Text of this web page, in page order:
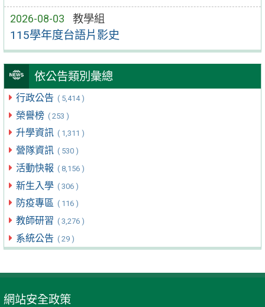
2026-08-03 教學組
115學年度台語片影史
依公告類別彙總
行政公告 ( 5,414 )
榮譽榜 ( 253 )
升學資訊 ( 1,311 )
營隊資訊 ( 530 )
活動快報 ( 8,156 )
新生入學 ( 306 )
防疫專區 ( 116 )
教師研習 ( 3,276 )
系統公告 ( 29 )
網站安全政策